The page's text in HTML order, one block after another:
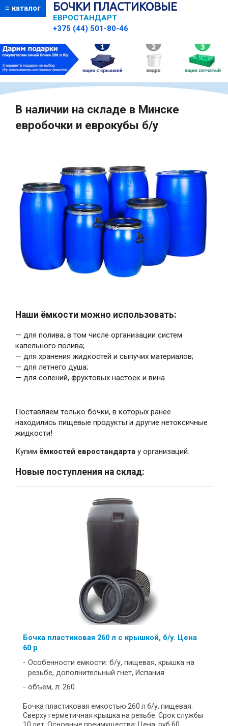
≡ каталог БОЧКИ ПЛАСТИКОВЫЕ
ЕВРОСТАНДАРТ
+375 (44) 501-80-46
В наличии на складе в Минске
евробочки и еврокубы б/у
Наши ёмкости можно использовать:
— для полива, в том числе организации систем
капельного полива;
— для хранения жидкостей и сыпучих материалов;
— для летнего душа;
— для солений, фруктовых настоек и вина.
Поставляем только бочки, в которых ранее
находились пищевые продукты и другие нетоксичные
жидкости!
Купим ёмкостей евростандарта у организаций.
Новые поступления на склад:
Бочка пластиковая 260 л с крышкой, б/у. Цена
60 р
Особенности емкости: б/у, пищевая, крышка на
резьбе, дополнительный гнет, Испания
объем, л: 260
Бочка пластиковая емкостью 260 л б/у, пищевая.
Сверху герметичная крышка на резьбе. Срок службы